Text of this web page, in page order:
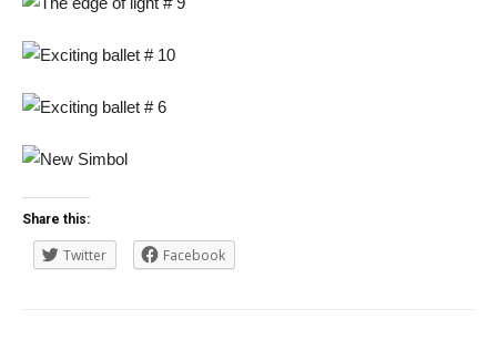
Share this:
Twitter Facebook